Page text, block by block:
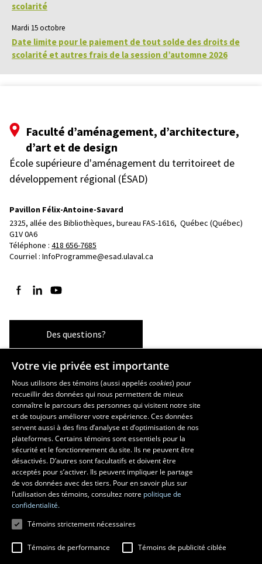
scolarité
Mardi 15 octobre
Date limite pour le paiement de tout solde des droits de
scolarité et autres frais de la session d’automne 2026
Faculté d’aménagement, d’architecture,
d’art et de design
École supérieure d'aménagement du territoireet de
développement régional (ÉSAD)
Pavillon Félix-Antoine-Savard
2325, allée des Bibliothèques, bureau FAS-1616, Québec (Québec)
G1V 0A6
Téléphone : 418 656-7685
Courriel : InfoProgramme@esad.ulaval.ca
Suivez-nous sur Facebook
Suivez-nous sur LinkedIn
Suivez-nous sur YouTube
Des questions?
Les écoles et la recherche
École supérieure d’aménagement du territoire et de développement
régional
École d’architecture
École d’art
École de design
Centre de recherche en aménagement et développement
Votre vie privée est importante
Nous utilisons des témoins (aussi appeléscookies) pour
recueillir des données qui nous permettent de mieux
connaître le parcours des personnes qui visitent notre site
et de toujours améliorer votre expérience. Ces données
servent aussi à des fins d’analyse et d’optimisation de nos
plateformes. Certains témoins sont essentiels pour la
sécurité et le fonctionnement du site. Ils ne peuvent être
désactivés. D’autres sont facultatifs et doivent être
acceptés pour s’activer. Ils peuvent impliquer le partage
de vos données avec des tiers. Pour en savoir plus sur
l’utilisation des témoins, consultez notre politique de
confidentialité.
Témoins strictement nécessaires
Témoins de performance Témoins de publicité ciblée